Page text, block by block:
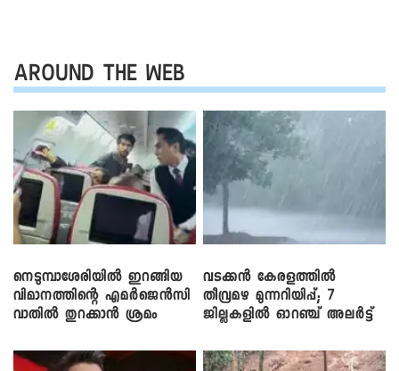
AROUND THE WEB
നെടുമ്പാശേരിയിൽ ഇറങ്ങിയ
വിമാനത്തിന്റെ എമർജെൻസി
വാതിൽ തുറക്കാൻ ശ്രമം
വടക്കൻ കേരളത്തിൽ
തീവ്രമഴ മുന്നറിയിപ്പ്; 7
ജില്ലകളിൽ ഓറഞ്ച് അലർട്ട്